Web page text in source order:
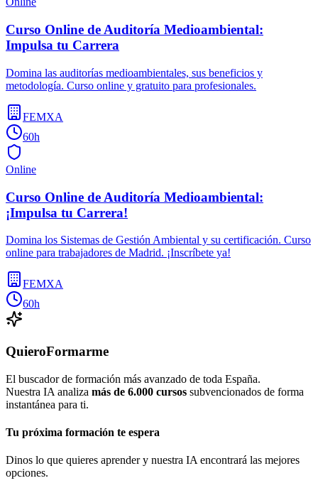
Curso Online de Auditoría Medioambiental:
Impulsa tu Carrera
Domina las auditorías medioambientales, sus beneficios y
metodología. Curso online y gratuito para profesionales.
FEMXA
60h
Online
Curso Online de Auditoría Medioambiental:
¡Impulsa tu Carrera!
Domina los Sistemas de Gestión Ambiental y su certificación. Curso
online para trabajadores de Madrid. ¡Inscríbete ya!
FEMXA
60h
QuieroFormarme
El buscador de formación más avanzado de toda España.
Nuestra IA analiza más de 6.000 cursos subvencionados de forma
instantánea para ti.
Tu próxima formación te espera
Dinos lo que quieres aprender y nuestra IA encontrará las mejores
opciones.